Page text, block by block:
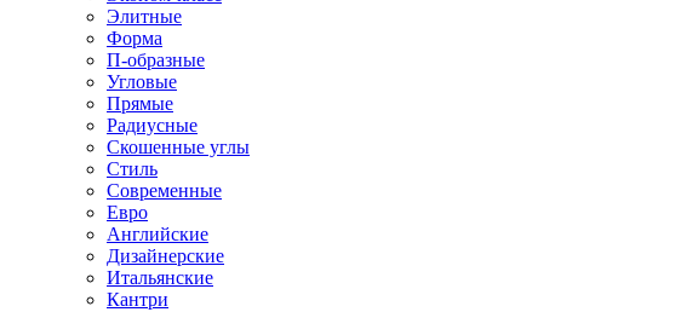
Элитные
Форма
П-образные
Угловые
Прямые
Радиусные
Скошенные углы
Стиль
Современные
Евро
Английские
Дизайнерские
Итальянские
Кантри